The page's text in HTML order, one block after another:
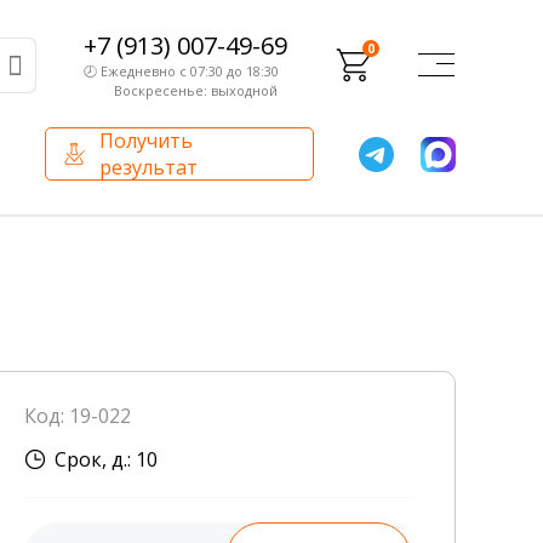
+7 (913) 007-49-69
🕗 Ежедневно с 07:30 до 18:30
Воскресенье: выходной
0
Получить
результат
Внутренний аудит
Сотрудники лаборатории
Код: 19-022
Срок, д.: 10